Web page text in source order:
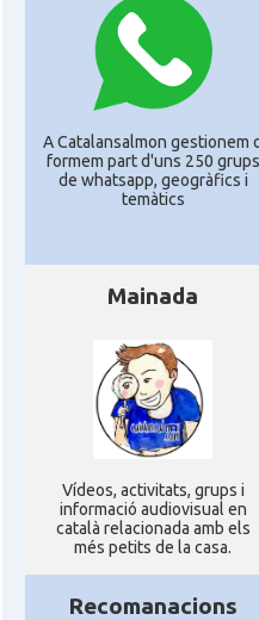
A Catalansalmon gestionem
formem part d'uns 250 grups
de whatsapp, geogràfics i
temàtics
Mainada
Ví­deos, activitats, grups i
informació audiovisual en
català relacionada amb els
més petits de la casa.
Recomanacions